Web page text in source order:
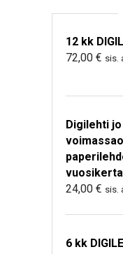
12 kk
72,00 € sis.
Digilehti jo
24,00 € sis.
6 kk